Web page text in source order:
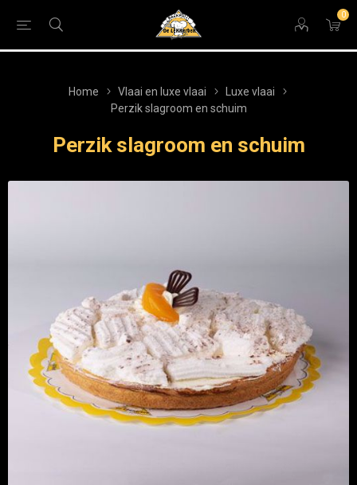
0
Home Vlaai en luxe vlaai
Luxe vlaai
Perzik slagroom en schuim
Perzik slagroom en schuim